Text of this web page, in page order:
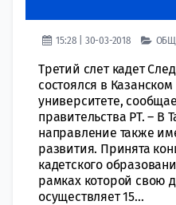
15:28 | 30-03-2018
Третий слет кадет
состоялся в
университете,
правительства РТ. – В
направление также
развития. Принята
кадетского
рамках которой свою
осуществляет 15...